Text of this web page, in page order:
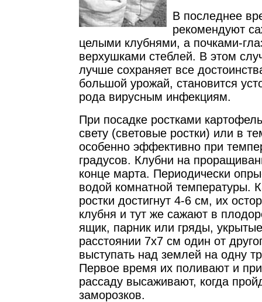
В последнее
рекомендуют
целыми клубнями, а почками-
верхушками стеблей. В этом
лучше сохраняет все
большой урожай, становится
рода вирусным инфекциям.
При посадке ростками
свету (световые ростки) или в
особенно эффективно при
градусов. Клубни на
конце марта. Периодически
водой комнатной температуры.
ростки достигнут 4-6 см, их
клубня и тут же сажают в
ящик, парник или гряды,
расстоянии 7х7 см один от
выступать над землей на одну
Первое время их поливают и
рассаду высаживают, когда
заморозков.